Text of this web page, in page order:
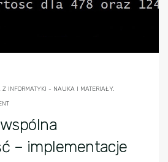
Z INFORMATYKI - NAUKA I MATERIAŁY.
– implementacje